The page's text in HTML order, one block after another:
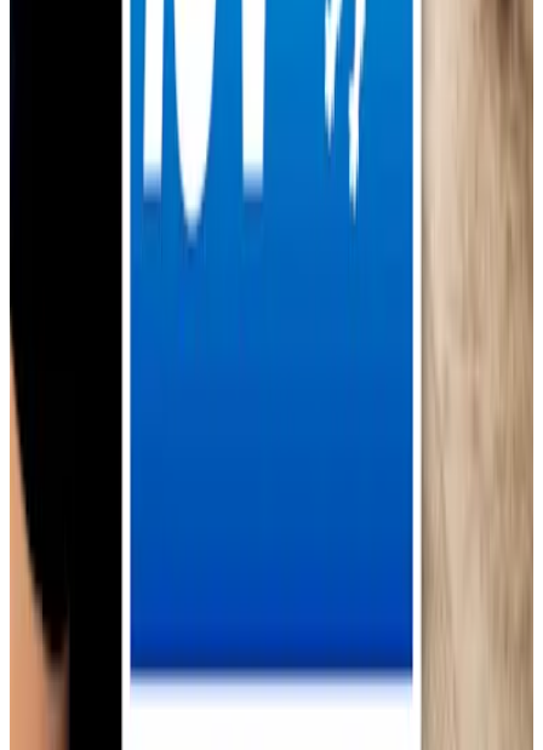
Bei AVEMO prüfen der TÜV SÜD, TÜV
Hessen & TÜ Taunus
In den Autohäusern der AVEMO Group wird die
Hauptuntersuchung für Pkw von amtlich anerkannten
Prüforganisationen, wie dem TÜV Hessen, TÜV SÜD und TÜ
Taunus, direkt vor Ort durchgeführt.
Die Hauptuntersuchung stellt
sicher, dass untersuchte Fahrzeuge vorschriftsmäßig, verkehrssicher
und auch umweltverträglich sind.
Du möchtest einen Termin für deine anstehende Hauptuntersuchung
vereinbaren?
Servicetermin vereinbaren